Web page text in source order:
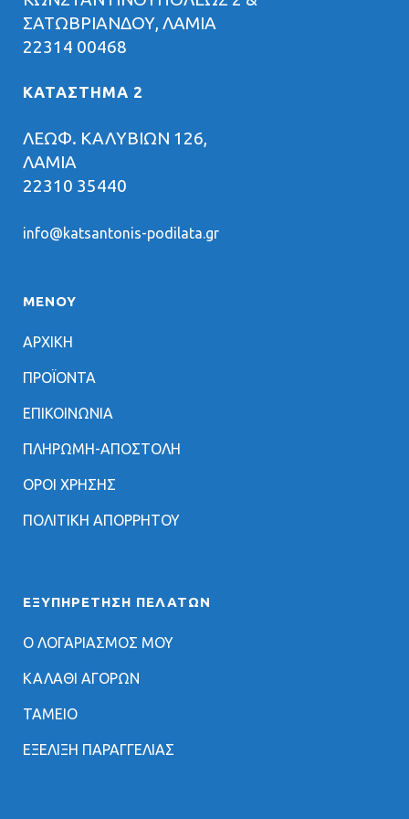
ΣΑΤΩΒΡΙΑΝΔΟΥ, ΛΑΜΙΑ
22314 00468
ΚΑΤΑΣΤΗΜΑ 2
ΛΕΩΦ. ΚΑΛΥΒΙΩΝ 126,
ΛΑΜΙΑ
22310 35440
info@katsantonis-podilata.gr
ΜΕΝΟΥ
ΑΡΧΙΚΗ
ΠΡΟΪΟΝΤΑ
ΕΠΙΚΟΙΝΩΝΙΑ
ΠΛΗΡΩΜΗ-ΑΠΟΣΤΟΛΗ
ΟΡΟΙ ΧΡΗΣΗΣ
ΠΟΛΙΤΙΚΗ ΑΠΟΡΡΗΤΟΥ
ΕΞΥΠΗΡΈΤΗΣΗ ΠΕΛΑΤΏΝ
Ο ΛΟΓΑΡΙΑΣΜΟΣ ΜΟΥ
ΚΑΛΑΘΙ ΑΓΟΡΩΝ
ΤΑΜΕΙΟ
ΕΞΕΛΙΞΗ ΠΑΡΑΓΓΕΛΙΑΣ